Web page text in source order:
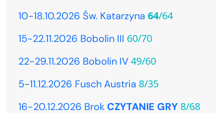
10-18.10.2026 Św. Katarzyna 64/64
15-22.11.2026 Bobolin III 60/70
22-29.11.2026 Bobolin IV49/60
5-11.12.2026 Fusch Austria 8/35
16-20.12.2026 Brok CZYTANIE GRY 8/68